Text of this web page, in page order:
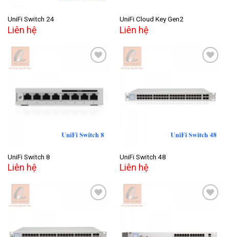
UniFi Switch 24
Liên hệ
UniFi Cloud Key Gen2
Liên hệ
Add to
wishlist
UniFi Switch 8
Liên hệ
Add to
wishlist
UniFi Switch 48
Liên hệ
Add to
wishlist
wishlist